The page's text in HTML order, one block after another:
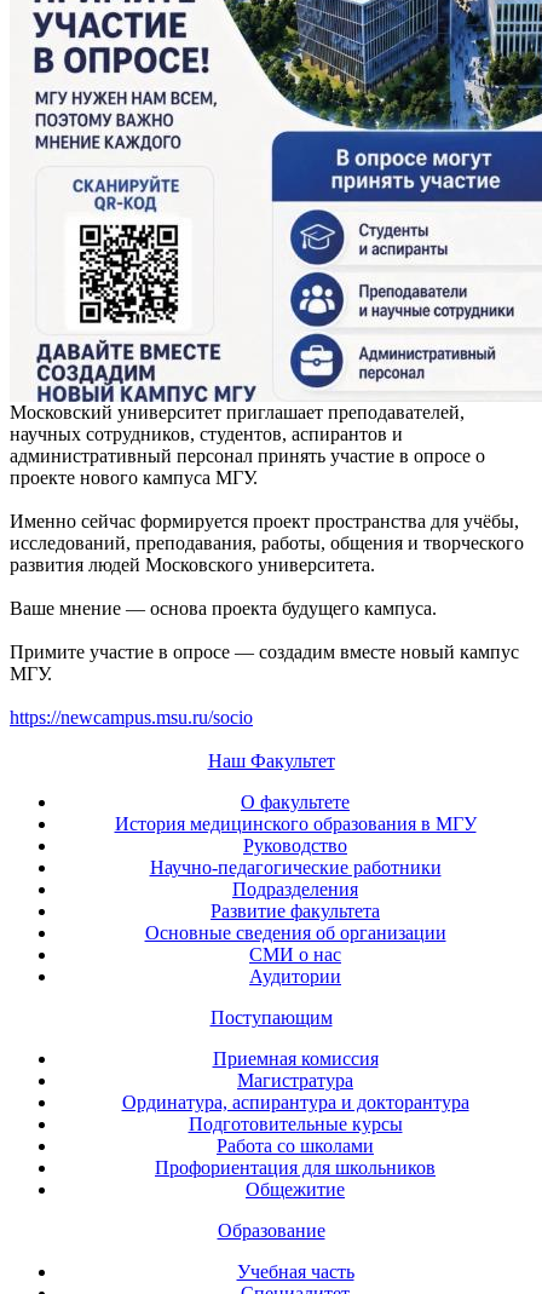
Московский университет приглашает преподавателей,
научных сотрудников, студентов, аспирантов и
административный персонал принять участие в опросе о
проекте нового кампуса МГУ.
Именно сейчас формируется проект пространства для учёбы,
исследований, преподавания, работы, общения и творческого
развития людей Московского университета.
Ваше мнение — основа проекта будущего кампуса.
Примите участие в опросе — создадим вместе новый кампус
МГУ.
https://newcampus.msu.ru/socio
Наш Факультет
О факультете
История медицинского образования в МГУ
Руководство
Научно-педагогические работники
Подразделения
Развитие факультета
Основные сведения об организации
СМИ о нас
Аудитории
Поступающим
Приемная комиссия
Магистратура
Ординатура, аспирантура и докторантура
Подготовительные курсы
Работа со школами
Профориентация для школьников
Общежитие
Образование
Учебная часть